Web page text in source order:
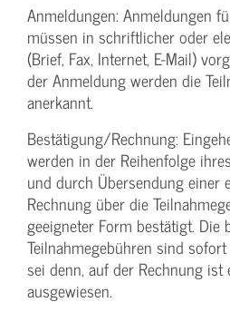
Anmeldungen: Anmeldungen
müssen in schriftlicher oder
(Brief, Fax, Internet, E-Mail)
der Anmeldung werden die
anerkannt.
Bestätigung­/Rechnung:
werden in der Reihenfolge
und durch Übersendung einer
Rechnung über die
geeigneter Form bestätigt. Die
Teilnahmegebühren sind
sei denn, auf der Rechnung
ausgewiesen.